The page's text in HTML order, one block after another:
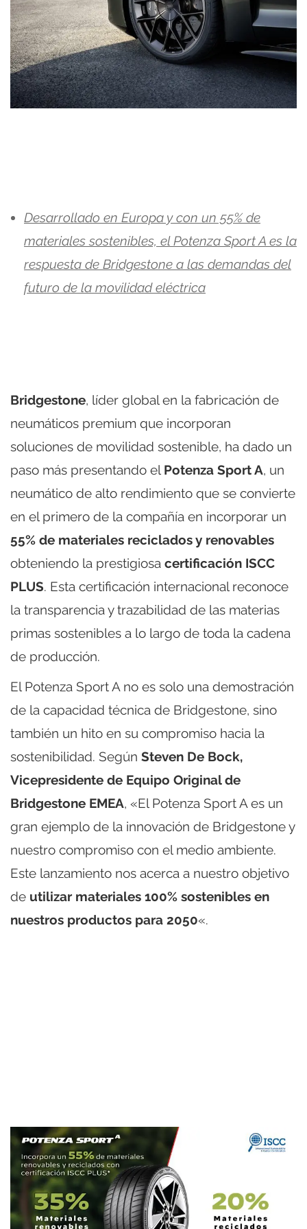
Desarrollado en Europa y con un 55% de
materiales sostenibles, el Potenza Sport A es la
respuesta de Bridgestone a las demandas del
futuro de la movilidad eléctrica
Bridgestone, líder global en la fabricación de
neumáticos premium que incorporan
soluciones de movilidad sostenible, ha dado un
paso más presentando el Potenza Sport A, un
neumático de alto rendimiento que se convierte
en el primero de la compañía en incorporar un
55% de materiales reciclados y renovables
obteniendo la prestigiosa certificación ISCC
PLUS. Esta certificación internacional reconoce
la transparencia y trazabilidad de las materias
primas sostenibles a lo largo de toda la cadena
de producción.
El Potenza Sport A no es solo una demostración
de la capacidad técnica de Bridgestone, sino
también un hito en su compromiso hacia la
sostenibilidad. Según Steven De Bock,
Vicepresidente de Equipo Original de
Bridgestone EMEA, «El Potenza Sport A es un
gran ejemplo de la innovación de Bridgestone y
nuestro compromiso con el medio ambiente.
Este lanzamiento nos acerca a nuestro objetivo
de utilizar materiales 100% sostenibles en
nuestros productos para 2050«.